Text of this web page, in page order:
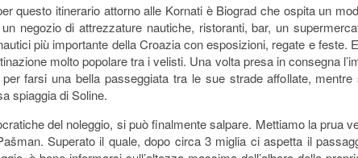
questo itinerario attorno alle Kornati è Biograd che ospita un
negozio di attrezzature nautiche, ristoranti, bar, un
più importante della Croazia con esposizioni, regate e feste.
molto popolare tra i velisti. Una volta presa in consegna
farsi una bella passeggiata tra le sue strade affollate,
spiaggia di Soline.
del noleggio, si può finalmente salpare. Mettiamo la
Superato il quale, dopo circa 3 miglia ci aspetta il